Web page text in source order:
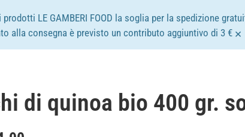
LE GAMBERI FOOD la soglia per la spedizione
alla consegna è previsto un contributo aggiuntivo di 3 € ×
di quinoa bio 400 gr.